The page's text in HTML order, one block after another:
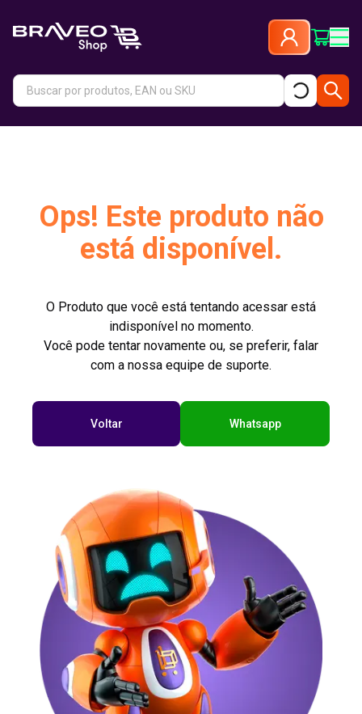
Ops! Este produto não
está disponível.
O Produto que você está tentando acessar está
indisponível no momento.
Você pode tentar novamente ou, se preferir, falar
com a nossa equipe de suporte.
Voltar Whatsapp